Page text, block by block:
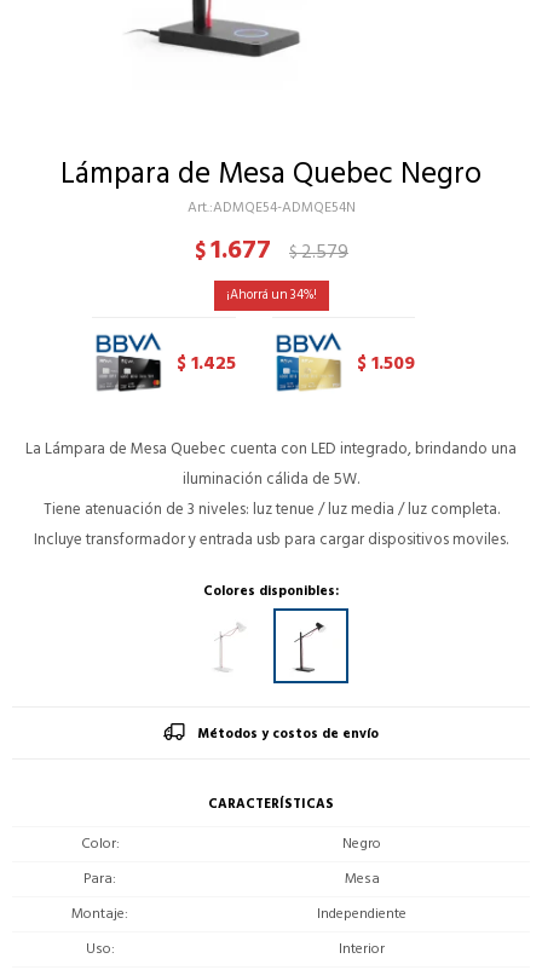
Lámpara de Mesa Quebec Negro
ADMQE54-ADMQE54N
$1.677 $2.579
34
$1.425 $1.509
La Lámpara de Mesa Quebec cuenta con LED integrado, brindando una
iluminación cálida de 5W.
Tiene atenuación de 3 niveles: luz tenue / luz media / luz completa.
Incluye transformador y entrada usb para cargar dispositivos moviles.
Colores disponibles:
Métodos y costos de envío
CARACTERÍSTICAS
Color
Negro
Para
Mesa
Montaje
Independiente
Uso
Interior